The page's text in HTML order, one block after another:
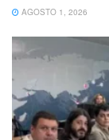
AGOSTO 1, 2026